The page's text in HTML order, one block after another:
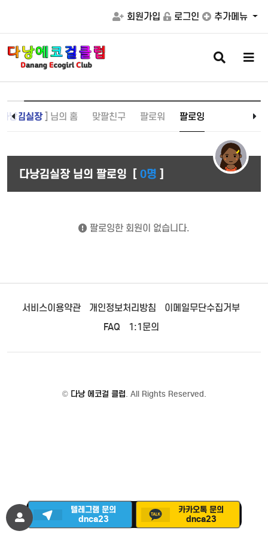
회원가입 로그인 추가메뉴
검
색
버
메
버
다낭김실장] 님의 홈 맞팔친구 팔로워 팔로잉
다낭김실장 님의 팔로잉 [ 0명 ]
팔로잉한 회원이 없습니다.
서비스이용약관 개인정보처리방침
이메일무단수집거부
FAQ
1:1문의
© 다낭 에코걸 클럽. All Rights Reserved.
텔레그램 문의
dnca23
카카오톡 문의
dnca23